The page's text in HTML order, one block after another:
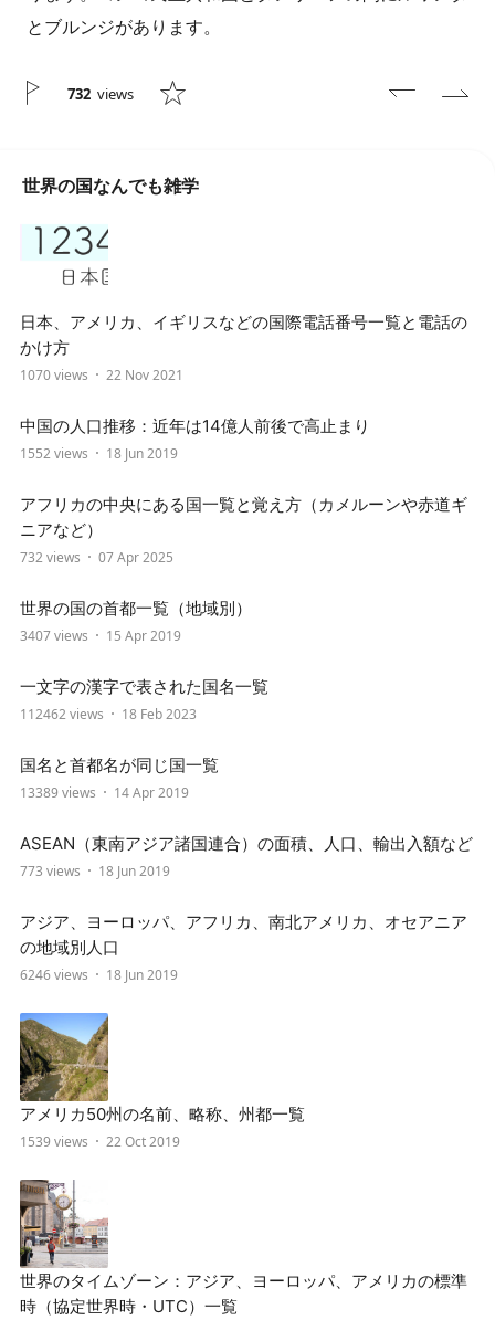
とブルンジがあります。
732 views
世界の国なんでも雑学
日本、アメリカ、イギリスなどの国際電話番号一覧と電話の
かけ方
1070 views 22 Nov 2021
中国の人口推移：近年は14億人前後で高止まり
1552 views 18 Jun 2019
アフリカの中央にある国一覧と覚え方（カメルーンや赤道ギ
ニアなど）
732 views 07 Apr 2025
世界の国の首都一覧（地域別）
3407 views 15 Apr 2019
一文字の漢字で表された国名一覧
112462 views 18 Feb 2023
国名と首都名が同じ国一覧
13389 views 14 Apr 2019
ASEAN（東南アジア諸国連合）の面積、人口、輸出入額など
773 views 18 Jun 2019
アジア、ヨーロッパ、アフリカ、南北アメリカ、オセアニア
の地域別人口
6246 views 18 Jun 2019
アメリカ50州の名前、略称、州都一覧
1539 views 22 Oct 2019
世界のタイムゾーン：アジア、ヨーロッパ、アメリカの標準
時（協定世界時・UTC）一覧